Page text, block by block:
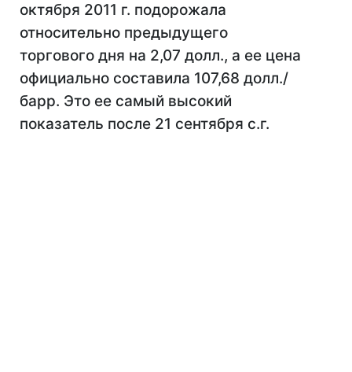
октября 2011 г. подорожала
относительно предыдущего
торгового дня на 2,07 долл., а ее цена
официально составила 107,68 долл./
барр. Это ее самый высокий
показатель после 21 сентября с.г.